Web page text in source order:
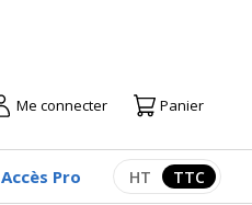
Me connecter Panier
Accès Pro Afficher les
HT TTC